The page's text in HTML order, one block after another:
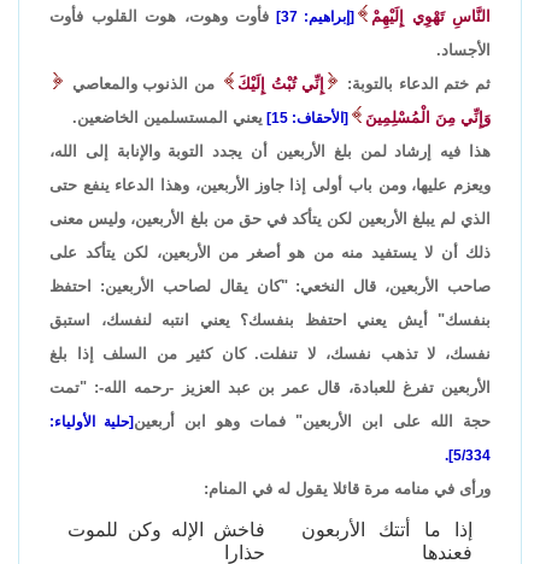
النَّاسِ تَهْوِي إِلَيْهِمْ
[إبراهيم: 37]
فأوت وهوت، هوت القلوب فأوت
الأجساد.
ثم ختم الدعاء بالتوبة:
إِنِّي تُبْتُ إِلَيْكَ
من الذنوب والمعاصي
وَإِنِّي مِنَ الْمُسْلِمِينَ
[الأحقاف: 15]
يعني المستسلمين الخاضعين.
هذا فيه إرشاد لمن بلغ الأربعين أن يجدد التوبة والإنابة إلى الله،
ويعزم عليها، ومن باب أولى إذا جاوز الأربعين، وهذا الدعاء ينفع حتى
الذي لم يبلغ الأربعين لكن يتأكد في حق من بلغ الأربعين، وليس معنى
ذلك أن لا يستفيد منه من هو أصغر من الأربعين، لكن يتأكد على
صاحب الأربعين، قال النخعي: "كان يقال لصاحب الأربعين: احتفظ
بنفسك" أيش يعني احتفظ بنفسك؟ يعني انتبه لنفسك، استبق
نفسك، لا تذهب نفسك، لا تنفلت. كان كثير من السلف إذا بلغ
الأربعين تفرغ للعبادة، قال عمر بن عبد العزيز -رحمه الله-: "تمت
حجة الله على ابن الأربعين" فمات وهو ابن أربعين[حلية الأولياء:
5/334].
ورأى في منامه مرة قائلا يقول له في المنام:
إذا ما أتتك الأربعون
فعندها
فاخش الإله وكن للموت
حذارا